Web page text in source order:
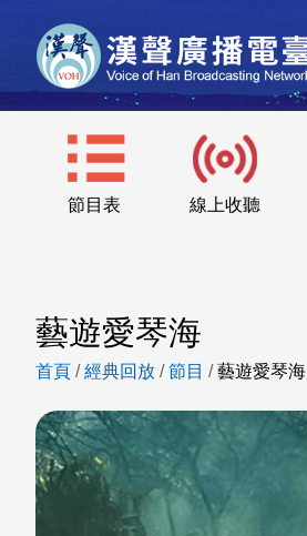
節目表 線上收聽
藝遊愛琴海
首頁 /經典回放 /節目 /藝遊愛琴海